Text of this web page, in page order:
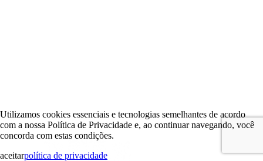
Utilizamos cookies essenciais e tecnologias semelhantes de acordo
com a nossa Política de Privacidade e, ao continuar navegando, você
concorda com estas condições.
aceitarpolítica de privacidade